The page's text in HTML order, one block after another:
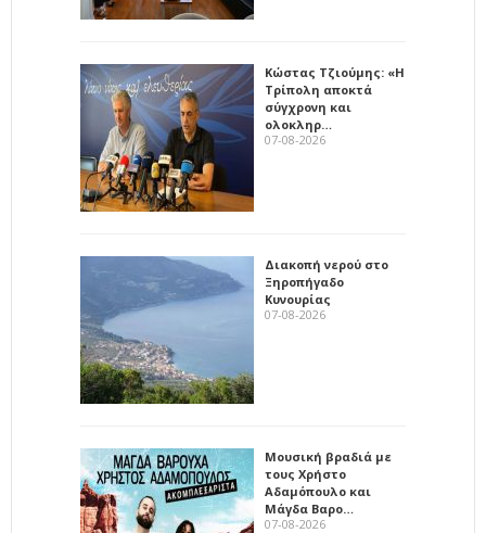
Κώστας Τζιούμης: «Η
Τρίπολη αποκτά
σύγχρονη και
ολοκληρ…
07-08-2026
Διακοπή νερού στο
Ξηροπήγαδο
Κυνουρίας
07-08-2026
Μουσική βραδιά με
τους Χρήστο
Αδαμόπουλο και
Μάγδα Βαρο…
07-08-2026